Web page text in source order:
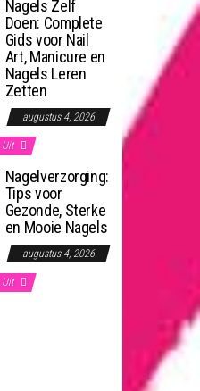
Nagels Zelf
Doen: Complete
Gids voor Nail
Art, Manicure en
Nagels Leren
Zetten
augustus 4, 2026
Uit
Nagelverzorging:
Tips voor
Gezonde, Sterke
en Mooie Nagels
augustus 4, 2026
Uit